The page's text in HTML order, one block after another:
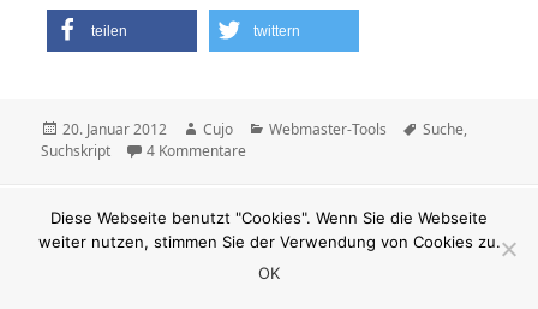
teilen twittern
Veröffentlicht
am
20. Januar 2012 Autor
Cujo Kategorien
Webmaster-Tools Schlagwörter
Suche,
Suchskript
4 Kommentare
Stolz präsentiert von WordPress
Diese Webseite benutzt "Cookies". Wenn Sie die Webseite
weiter nutzen, stimmen Sie der Verwendung von Cookies zu.
OK